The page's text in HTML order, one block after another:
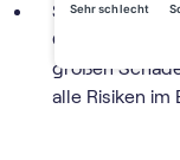
Schlechtes
Outsourcing-
großen
alle Risiken im